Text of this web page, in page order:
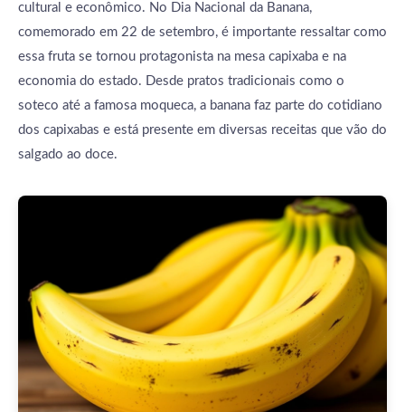
cultural e econômico. No Dia Nacional da Banana,
comemorado em 22 de setembro, é importante ressaltar como
essa fruta se tornou protagonista na mesa capixaba e na
economia do estado. Desde pratos tradicionais como o
soteco até a famosa moqueca, a banana faz parte do cotidiano
dos capixabas e está presente em diversas receitas que vão do
salgado ao doce.